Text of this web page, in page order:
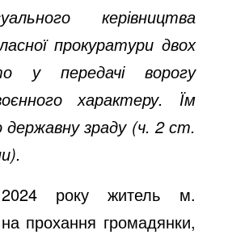
керівництва
прокуратури двох
у передачі ворогу
характеру. Їм
державну зраду (ч. 2 ст.
року житель м.
прохання громадянки,